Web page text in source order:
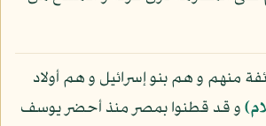
منهم و هم بنو إسرائيل و هم أولاد
و قد قطنوا بمصر منذ أحضر يوسف